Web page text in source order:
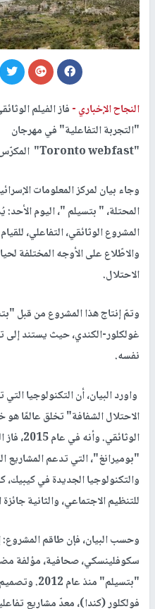
النجاح الإخباري -فاز الفيلم
"التجربة التفاعلية" في مهرجان
"Toronto webfast" المكرّس لمضامين شبكة الإنترنت.
وجاء بيان لمركز المعلومات
المحتلة، " بتسيلم "، اليوم
المشروع الوثائقي، التفاعلي،
والاطّلاع على الأوجه المختلفة
الاحتلال.
وتمّ إنتاج هذا المشروع من قبل
غولكلور-الكندي، حيث يستند إلى
نفسه.
واورد البيان، أن التكنولوجيا
الاحتلال الشفافة" تخلق عالمًا هو
"بوميرانغ"، التي تدعم
والتكنولوجيا الجديدة في
للتنظيم الاجتماعي، والثانية
وحسب البيان، فإن طاقم المشروع:
سكوفلينسكي، صحافية، مؤلفة
"بتسيلم"
فولكلور (كندا)، معدّ مشاريع